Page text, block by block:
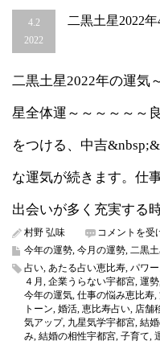
4.2
2022
二黒土星2022
二黒土星2022年の運気
星全体運～～～～～～
をつける、中吉
な運気が続きます。仕
出会いが多く充実する時
村野 弘味
二
黒
星
2022
年
4
月
の
コメントを受
今年の運勢, 今月の運勢, 二黒
占い, あたる占い恵比寿, パワ
４月 , 企業うらない宇都宮, 運勢
今年の運気, 仕事の悩み恵比寿,
トーン, 婚活, 恵比寿占い, 店舗
気アップ, 九星気学宇都宮, 結
み, 結婚の相性宇都宮, 子育て,